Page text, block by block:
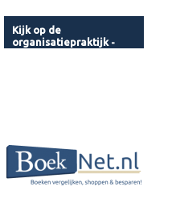
Kijk op de
organisatiepraktijk -